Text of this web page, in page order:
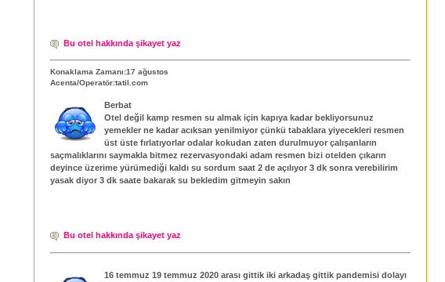
Bu otel hakkında şikayet yaz
Konaklama Zamanı:17 ağustos
Acenta/Operatör:tatil.com
Berbat
Otel değil kamp resmen su almak için kapıya kadar bekliyorsunuz
yemekler ne kadar acıksan yenilmiyor çünkü tabaklara yiyecekleri resmen
üst üste fırlatıyorlar odalar kokudan zaten durulmuyor çalışanların
saçmalıklarını saymakla bitmez rezervasyondaki adam resmen bizi otelden çıkarın
deyince üzerime yürümediği kaldı su sordum saat 2 de açılıyor 3 dk sonra verebilirim
yasak diyor 3 dk saate bakarak su bekledim gitmeyin sakın
Bu otel hakkında şikayet yaz
16 temmuz 19 temmuz 2020 arası gittik iki arkadaş gittik pandemisi dolayı